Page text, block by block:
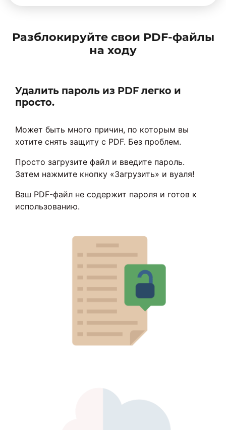
Разблокируйте свои PDF-файлы
на ходу
Удалить пароль из PDF легко и
просто.
Может быть много причин, по которым вы
хотите снять защиту с PDF. Без проблем.
Просто загрузите файл и введите пароль.
Затем нажмите кнопку «Загрузить» и вуаля!
Ваш PDF-файл не содержит пароля и готов к
использованию.